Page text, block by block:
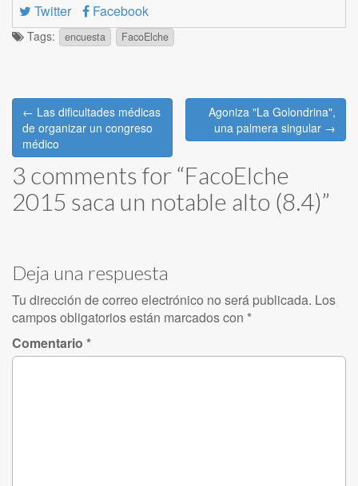
Twitter
Facebook
Tags: encuesta FacoElche
Post
navigation
← Las dificultades médicas
de organizar un congreso
médico
Agoniza "La Golondrina",
una palmera singular →
3 comments for “FacoElche
2015 saca un notable alto (8.4)”
Deja una respuesta
Tu dirección de correo electrónico no será publicada. Los
campos obligatorios están marcados con *
Comentario *